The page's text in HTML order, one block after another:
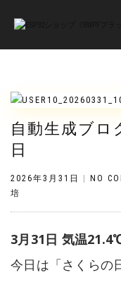
自動生成ブロ
日
2026年3月31日 NO
培
3月31日 気温
今日は「さくらの